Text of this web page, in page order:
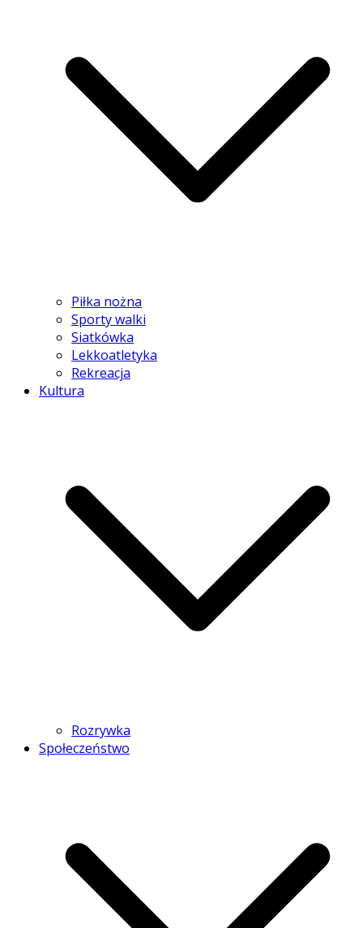
Piłka nożna
Sporty walki
Siatkówka
Lekkoatletyka
Rekreacja
Kultura
Rozrywka
Społeczeństwo